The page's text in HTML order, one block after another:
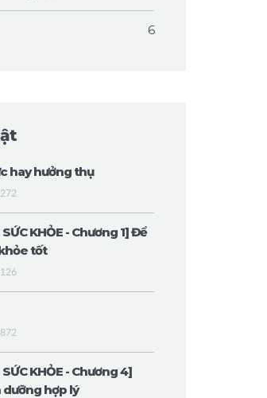
6
hay hưởng thụ
KHỎE - Chương 1] Để
tốt
KHỎE - Chương 4]
dưỡng hợp lý